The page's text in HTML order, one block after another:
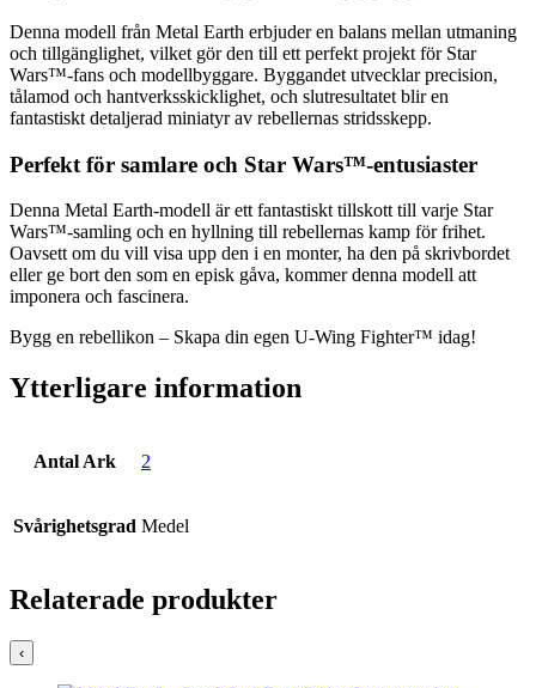
Denna modell från Metal Earth erbjuder en balans mellan utmaning
och tillgänglighet, vilket gör den till ett perfekt projekt för Star
Wars™-fans och modellbyggare. Byggandet utvecklar precision,
tålamod och hantverksskicklighet, och slutresultatet blir en
fantastiskt detaljerad miniatyr av rebellernas stridsskepp.
Perfekt för samlare och Star Wars™-entusiaster
Denna Metal Earth-modell är ett fantastiskt tillskott till varje Star
Wars™-samling och en hyllning till rebellernas kamp för frihet.
Oavsett om du vill visa upp den i en monter, ha den på skrivbordet
eller ge bort den som en episk gåva, kommer denna modell att
imponera och fascinera.
Bygg en rebellikon – Skapa din egen U-Wing Fighter™ idag!
Ytterligare information
Antal Ark 2
Svårighetsgrad Medel
Relaterade produkter
‹